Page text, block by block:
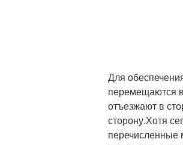
Для
перемещаются
отъезжают в
сторону.Хотя
перечисленные